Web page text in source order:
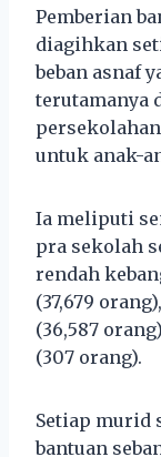
Pemberian
diagihkan
beban asnaf
terutamanya
untuk anak-
Ia meliputi
pra sekolah
rendah
(37,679
(36,587
(307 orang).
Setiap murid
bantuan